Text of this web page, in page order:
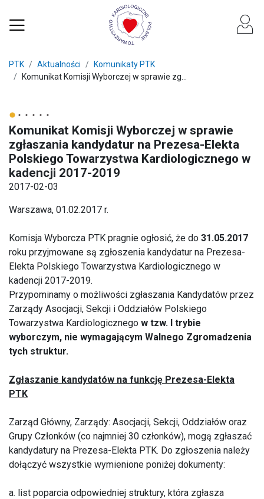
PTK Aktualności
Komunikaty PTK
Komunikat Komisji Wyborczej w sprawie zg...
Komunikat Komisji Wyborczej w sprawie
zgłaszania kandydatur na Prezesa-Elekta
Polskiego Towarzystwa Kardiologicznego w
kadencji 2017-2019
2017-02-03
Warszawa, 01.02.2017 r.
Komisja Wyborcza PTK pragnie ogłosić, że do 31.05.2017
roku przyjmowane są zgłoszenia kandydatur na Prezesa-
Elekta Polskiego Towarzystwa Kardiologicznego w
kadencji 2017-2019.
Przypominamy o możliwości zgłaszania Kandydatów przez
Zarządy Asocjacji, Sekcji i Oddziałów Polskiego
Towarzystwa Kardiologicznego w tzw. I trybie
wyborczym, nie wymagającym Walnego Zgromadzenia
tych struktur.
Zgłaszanie kandydatów na funkcję Prezesa-Elekta
PTK
Zarząd Główny, Zarządy: Asocjacji, Sekcji, Oddziałów oraz
Grupy Członków (co najmniej 30 członków), mogą zgłaszać
kandydatury na Prezesa-Elekta PTK. Do zgłoszenia należy
dołączyć wszystkie wymienione poniżej dokumenty:
a. list poparcia odpowiedniej struktury, która zgłasza